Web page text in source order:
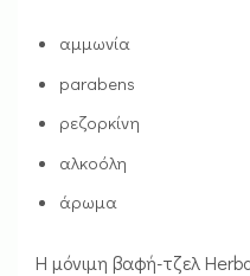
αμμωνία
parabens
ρεζορκίνη
αλκοόλη
άρωμα
Η μόνιμη βαφή-τζελ